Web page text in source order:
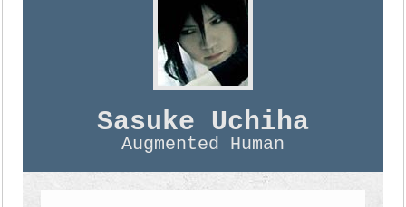
Sasuke Uchiha
Augmented Human